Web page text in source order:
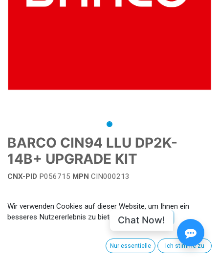
BARCO CIN94 LLU DP2K-
14B+ UPGRADE KIT
CNX-PID P056715 MPN CIN000213
Geschäftsbedingungen
Wir verwenden Cookies auf dieser Website, um Ihnen ein
besseres Nutzererlebnis zu bieten.
Cookie-Richtlinien
Nur essentielle Ich stimme zu
Chat Now!